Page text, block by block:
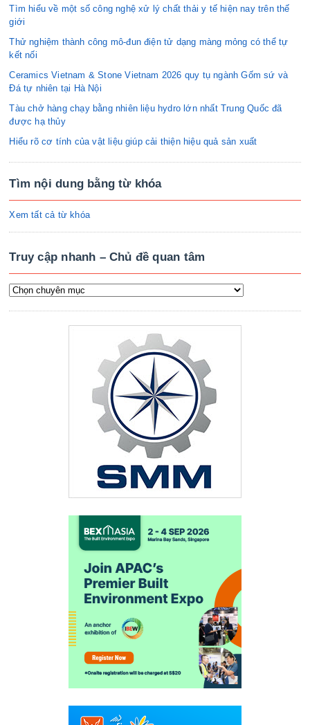
Tìm hiểu về một số công nghệ xử lý chất thải y tế hiện nay trên thế
giới
Thử nghiệm thành công mô-đun điện tử dạng màng mỏng có thể tự
kết nối
Ceramics Vietnam & Stone Vietnam 2026 quy tụ ngành Gốm sứ và
Đá tự nhiên tại Hà Nội
Tàu chở hàng chạy bằng nhiên liệu hydro lớn nhất Trung Quốc đã
được hạ thủy
Hiểu rõ cơ tính của vật liệu giúp cải thiện hiệu quả sản xuất
Tìm nội dung bằng từ khóa
Xem tất cả từ khóa
Truy cập nhanh – Chủ đề quan tâm